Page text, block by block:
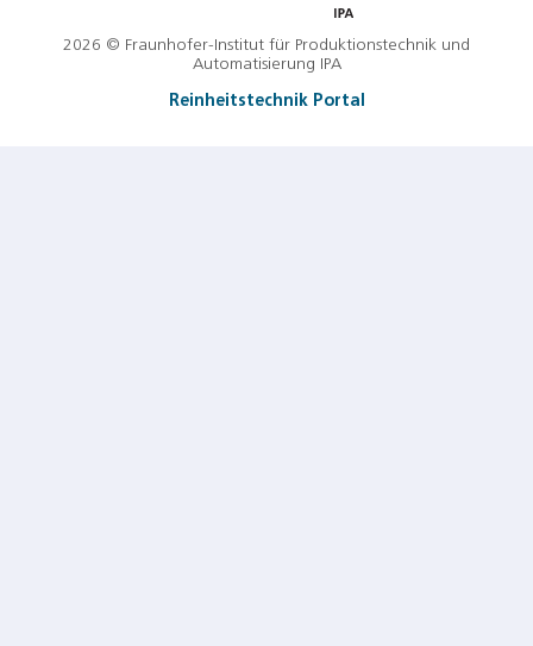
2026 © Fraunhofer-Institut für Produktionstechnik und
Automatisierung IPA
Reinheitstechnik Portal